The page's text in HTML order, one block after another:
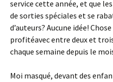
service cette année, et que
de sorties spéciales et se
d’auteurs? Aucune idée!
profitéavec entre deux et
chaque semaine depuis le
Moi masqué, devant des